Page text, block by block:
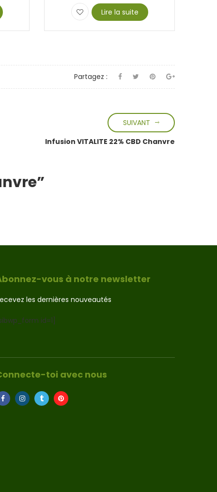
Lire la suite
Partagez :
SUIVANT
Infusion VITALITE 22% CBD Chanvre
vous à notre newsletter
les dernières nouveautés
id=1]
toi avec nous